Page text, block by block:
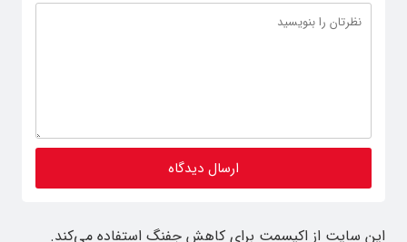
این سایت از اکیسمت برای کاهش جفنگ استفاده می‌کند.